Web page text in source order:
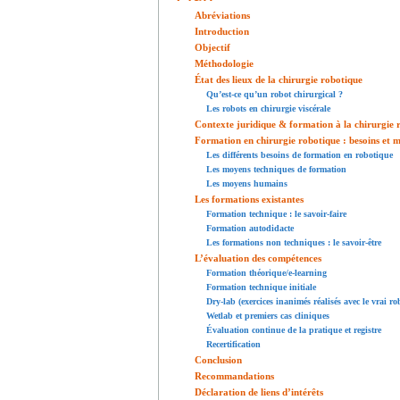
Abréviations
Introduction
Objectif
Méthodologie
État des lieux de la chirurgie robotique
Qu’est-ce qu’un robot chirurgical ?
Les robots en chirurgie viscérale
Contexte juridique & formation à la chirurgie
Formation en chirurgie robotique : besoins et
Les différents besoins de formation en robotique
Les moyens techniques de formation
Les moyens humains
Les formations existantes
Formation technique : le savoir-faire
Formation autodidacte
Les formations non techniques : le savoir-être
L’évaluation des compétences
Formation théorique/e-learning
Formation technique initiale
Dry-lab (exercices inanimés réalisés avec le vrai
Wetlab et premiers cas cliniques
Évaluation continue de la pratique et registre
Recertification
Conclusion
Recommandations
Déclaration de liens d’intérêts